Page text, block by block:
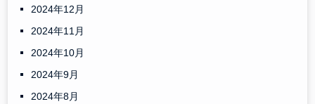
2024年12月
2024年11月
2024年10月
2024年9月
2024年8月